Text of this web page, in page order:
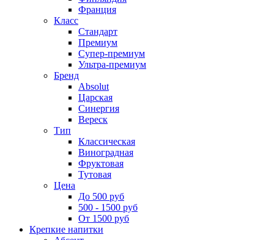
Франция
Класс
Стандарт
Премиум
Супер-премиум
Ультра-премиум
Бренд
Absolut
Царская
Синергия
Вереск
Тип
Классическая
Виноградная
Фруктовая
Тутовая
Цена
До 500 руб
500 - 1500 руб
От 1500 руб
Крепкие напитки